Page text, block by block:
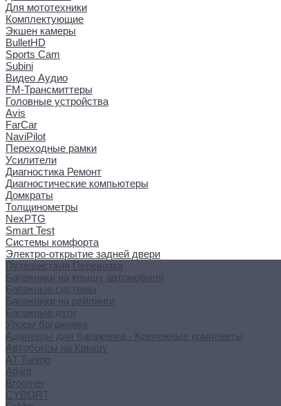
Для мототехники
Комплектующие
Экшен камеры
BulletHD
Sports Cam
Subini
Видео Аудио
FM-Трансмиттеры
Головные устройства
Avis
FarCar
NaviPilot
Переходные рамки
Усилители
Диагностика Ремонт
Диагностические компьютеры
Домкраты
Толщинометры
NexPTG
Smart Test
Системы комфорта
Электро-открытие задней двери
Путешествия Перевозка
Багажники на крышу автомобиля
Багажные системы
Багажники на рейлинги
Багажные дуги
Упоры багажника
Адаптеры для багажника - Крепежные комплекты
Автобоксы на Крышу
AT Tuning
Atlant
Broomer
CYBORT